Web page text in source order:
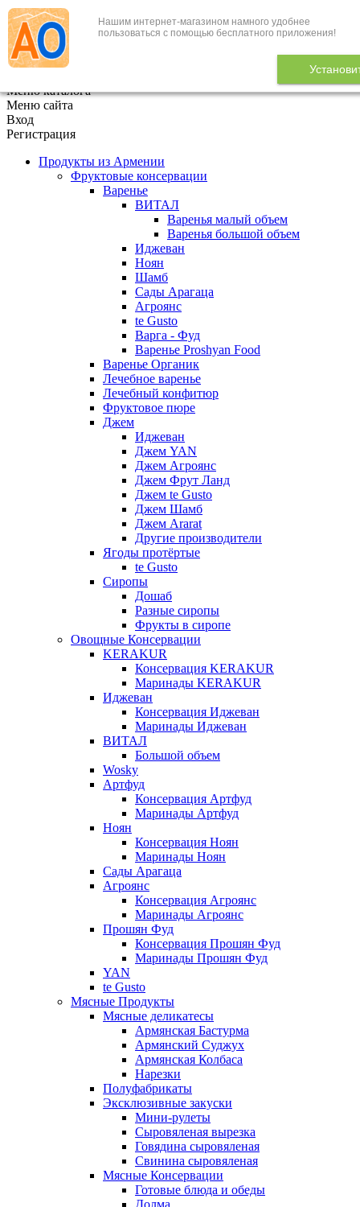
Нашим интернет-магазином намного удобнее
пользоваться с помощью бесплатного приложения!
+7 (495) 646-888-1
В корзине 0
Меню каталога
Меню сайта
Вход
Регистрация
Продукты из Армении
Фруктовые консервации
Варенье
ВИТАЛ
Варенья малый объем
Варенья большой объем
Иджеван
Ноян
Шамб
Сады Арагаца
Агроянс
te Gusto
Варга - Фуд
Варенье Proshyan Food
Варенье Органик
Лечебное варенье
Лечебный конфитюр
Фруктовое пюре
Джем
Иджеван
Джем YAN
Джем Агроянс
Джем Фрут Ланд
Джем te Gusto
Джем Шамб
Джем Ararat
Другие производители
Ягоды протёртые
te Gusto
Сиропы
Дошаб
Разные сиропы
Фрукты в сиропе
Овощные Консервации
KERAKUR
Консервация KERAKUR
Маринады KERAKUR
Иджеван
Консервация Иджеван
Маринады Иджеван
ВИТАЛ
Большой объем
Wosky
Артфуд
Консервация Артфуд
Маринады Артфуд
Ноян
Консервация Ноян
Маринады Ноян
Сады Арагаца
Агроянс
Консервация Агроянс
Маринады Агроянс
Прошян Фуд
Консервация Прошян Фуд
Маринады Прошян Фуд
YAN
te Gusto
Мясные Продукты
Мясные деликатесы
Армянская Бастурма
Армянский Суджух
Армянская Колбаса
Нарезки
Полуфабрикаты
Эксклюзивные закуски
Мини-рулеты
Сыровяленая вырезка
Говядина сыровяленая
Свинина сыровяленая
Мясные Консервации
Готовые блюда и обеды
Долма